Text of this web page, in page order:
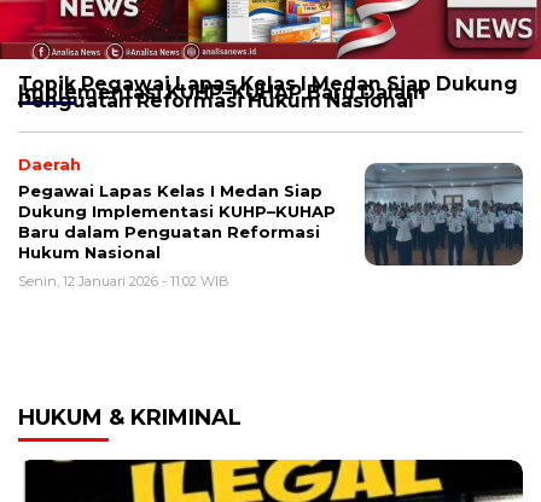
Topik Pegawai Lapas Kelas I Medan Siap Dukung
Implementasi KUHP–KUHAP Baru Dalam
Penguatan Reformasi Hukum Nasional
Daerah
Pegawai Lapas Kelas I Medan Siap
Dukung Implementasi KUHP–KUHAP
Baru dalam Penguatan Reformasi
Hukum Nasional
Senin, 12 Januari 2026 - 11:02 WIB
HUKUM & KRIMINAL